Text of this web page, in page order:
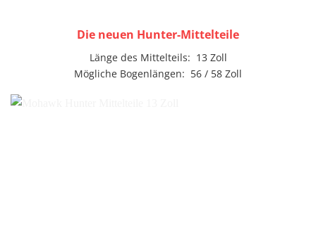
Die neuen Hunter-Mittelteile
Länge des Mittelteils: 13 Zoll
Mögliche Bogenlängen: 56 / 58 Zoll